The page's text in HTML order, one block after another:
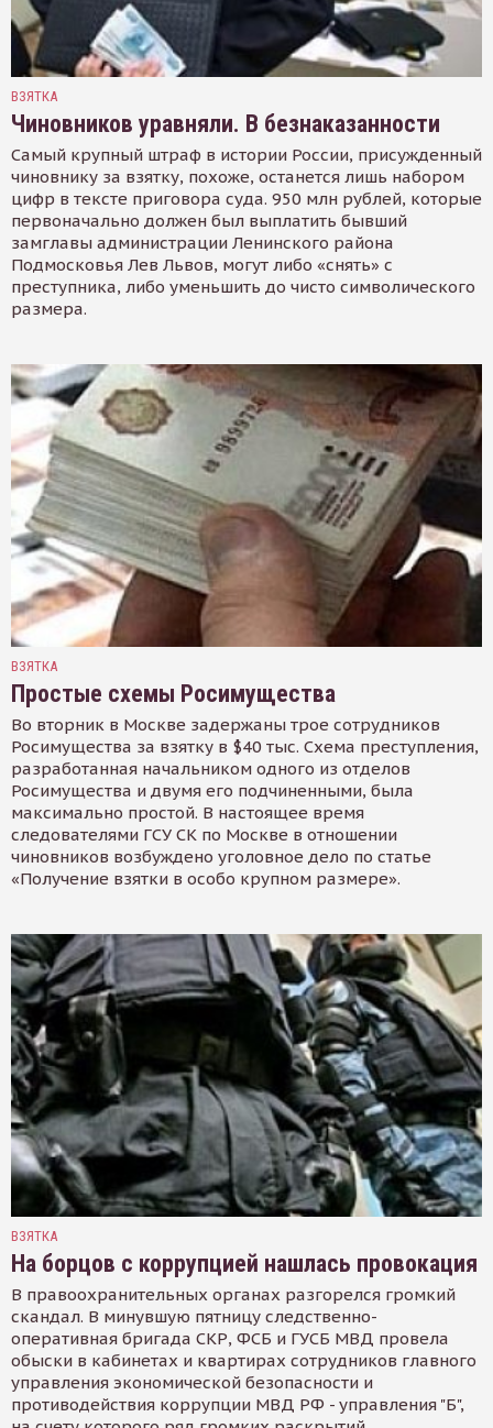
ВЗЯТКА
Чиновников уравняли. В безнаказанности
Самый крупный штраф в истории России, присужденный
чиновнику за взятку, похоже, останется лишь набором
цифр в тексте приговора суда. 950 млн рублей, которые
первоначально должен был выплатить бывший
замглавы администрации Ленинского района
Подмосковья Лев Львов, могут либо «снять» с
преступника, либо уменьшить до чисто символического
размера.
ВЗЯТКА
Простые схемы Росимущества
Во вторник в Москве задержаны трое сотрудников
Росимущества за взятку в $40 тыс. Схема преступления,
разработанная начальником одного из отделов
Росимущества и двумя его подчиненными, была
максимально простой. В настоящее время
следователями ГСУ СК по Москве в отношении
чиновников возбуждено уголовное дело по статье
«Получение взятки в особо крупном размере».
ВЗЯТКА
На борцов с коррупцией нашлась провокация
В правоохранительных органах разгорелся громкий
скандал. В минувшую пятницу следственно-
оперативная бригада СКР, ФСБ и ГУСБ МВД провела
обыски в кабинетах и квартирах сотрудников главного
управления экономической безопасности и
противодействия коррупции МВД РФ - управления "Б",